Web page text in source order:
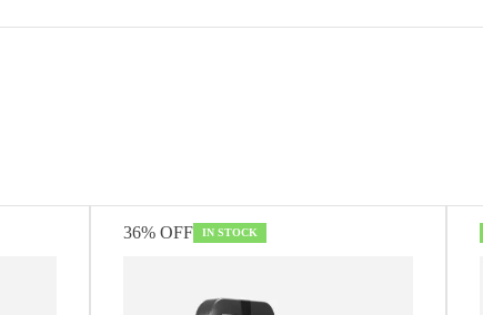
36% OFF IN STOCK